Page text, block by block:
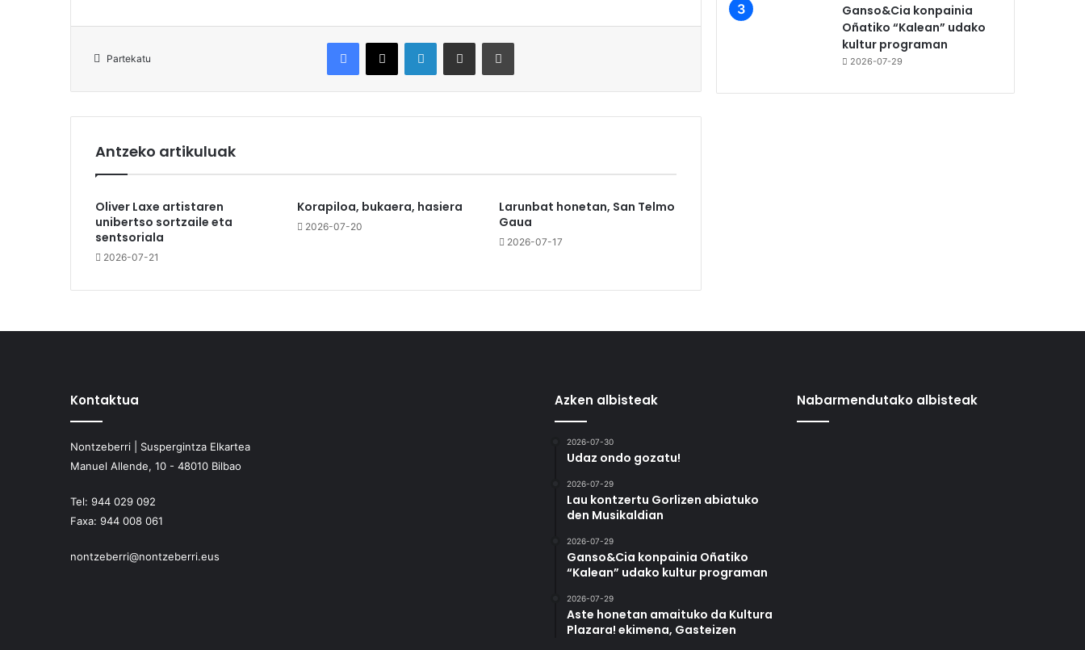
Partekatu
Antzeko artikuluak
Oliver Laxe artistaren
unibertso sortzaile eta
sentsoriala
2026-07-21
Korapiloa, bukaera, hasiera
2026-07-20
Larunbat honetan, San Telmo
Gaua
2026-07-17
Ganso&Cia konpainia
Oñatiko “Kalean” udako
kultur programan
2026-07-29
Kontaktua
Nontzeberri | Suspergintza Elkartea
Manuel Allende, 10 - 48010 Bilbao
Tel: 944 029 092
Faxa: 944 008 061
nontzeberri@nontzeberri.eus
Azken albisteak
2026-07-30
Udaz ondo gozatu!
2026-07-29
Lau kontzertu Gorlizen abiatuko
den Musikaldian
2026-07-29
Ganso&Cia konpainia Oñatiko
“Kalean” udako kultur programan
2026-07-29
Aste honetan amaituko da Kultura
Plazara! ekimena, Gasteizen
Nabarmendutako albisteak